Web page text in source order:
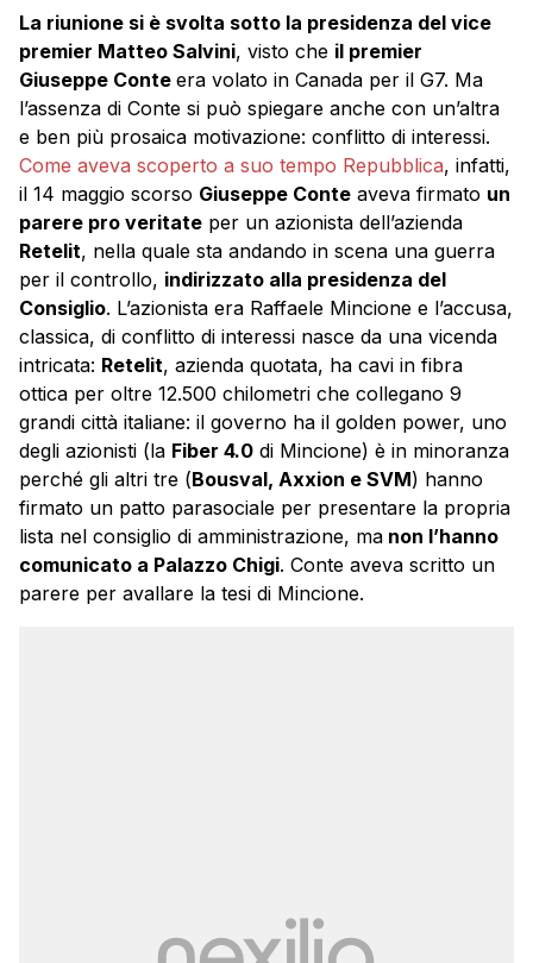
La riunione si è svolta sotto la presidenza del vice
premier Matteo Salvini, visto che il premier
Giuseppe Conte era volato in Canada per il G7. Ma
l’assenza di Conte si può spiegare anche con un’altra
e ben più prosaica motivazione: conflitto di interessi.
Come aveva scoperto a suo tempo Repubblica, infatti,
il 14 maggio scorso Giuseppe Conte aveva firmato un
parere pro veritate per un azionista dell’azienda
Retelit, nella quale sta andando in scena una guerra
per il controllo, indirizzato alla presidenza del
Consiglio. L’azionista era Raffaele Mincione e l’accusa,
classica, di conflitto di interessi nasce da una vicenda
intricata: Retelit, azienda quotata, ha cavi in fibra
ottica per oltre 12.500 chilometri che collegano 9
grandi città italiane: il governo ha il golden power, uno
degli azionisti (la Fiber 4.0 di Mincione) è in minoranza
perché gli altri tre (Bousval, Axxion e SVM) hanno
firmato un patto parasociale per presentare la propria
lista nel consiglio di amministrazione, ma non l’hanno
comunicato a Palazzo Chigi. Conte aveva scritto un
parere per avallare la tesi di Mincione.